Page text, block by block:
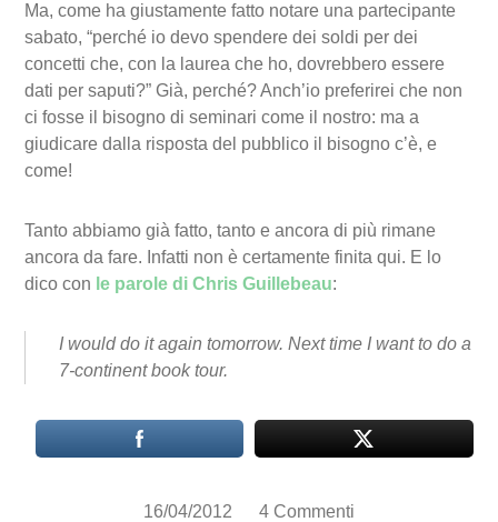
Ma, come ha giustamente fatto notare una partecipante
sabato, “perché io devo spendere dei soldi per dei
concetti che, con la laurea che ho, dovrebbero essere
dati per saputi?” Già, perché? Anch’io preferirei che non
ci fosse il bisogno di seminari come il nostro: ma a
giudicare dalla risposta del pubblico il bisogno c’è, e
come!
Tanto abbiamo già fatto, tanto e ancora di più rimane
ancora da fare. Infatti non è certamente finita qui. E lo
dico con le parole di Chris Guillebeau:
I would do it again tomorrow. Next time I want to do a
7-continent book tour.
16/04/2012 4 Commenti